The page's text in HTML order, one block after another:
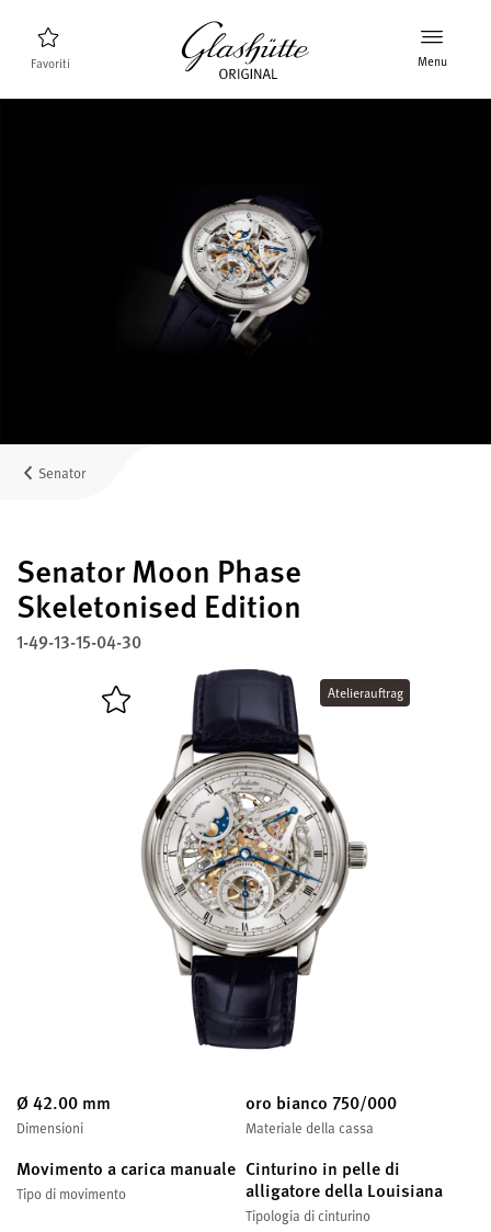
Favoriti Menu
Il marchio Glashütte Original
Per saperne di più sulla Manifattura
MyAccount
Assistenza
Garanzia, Revisione e Restauro
Contatti
English Deutsch
Chiudi il menu
Senator
Senator Moon Phase
Skeletonised Edition
1-49-13-15-04-30
Atelierauftrag
Ø 42.00 mm
Dimensioni
oro bianco 750/000
Materiale della cassa
Movimento a carica manuale
Tipo di movimento
Cinturino in pelle di
alligatore della Louisiana
Tipologia di cinturino